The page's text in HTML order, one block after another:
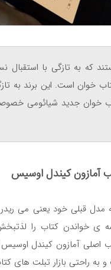
به تازگی با استقبال
خوان است. این برند به
خوان جدید شیائومی
آمازون کیندل اوسیس
قبلی خود یعنی می
ی خواندن کتاب را
اصلی آمازون کیندل
به راحتی بازار تبلت های